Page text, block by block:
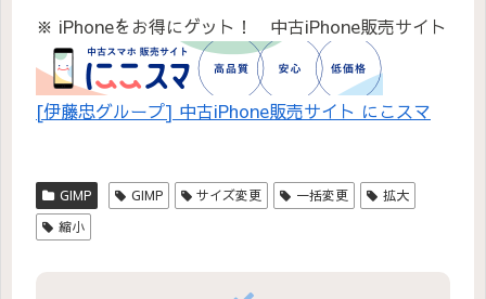
※ iPhoneをお得にゲット！ 中古iPhone販売サイト
[伊藤忠グループ] 中古iPhone販売サイト にこスマ
GIMP GIMP サイズ変更 一括変更
拡大
縮小